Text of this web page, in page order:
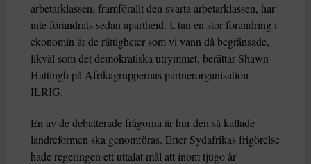
arbetarklassen, framförallt den svarta arbetarklassen, har
inte förändrats sedan apartheid. Utan en stor förändring i
ekonomin är de rättigheter som vi vann då begränsade,
likväl som det demokratiska utrymmet, berättar Shawn
Hattingh på Afrikagruppernas partnerorganisation
ILRIG.
En av de debatterade frågorna är hur den så kallade
landreformen ska genomföras. Efter Sydafrikas frigörelse
hade regeringen ett uttalat mål att inom tjugo år